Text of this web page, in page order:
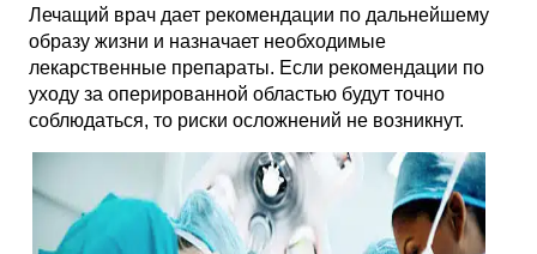
Лечащий врач дает рекомендации по дальнейшему
образу жизни и назначает необходимые
лекарственные препараты. Если рекомендации по
уходу за оперированной областью будут точно
соблюдаться, то риски осложнений не возникнут.